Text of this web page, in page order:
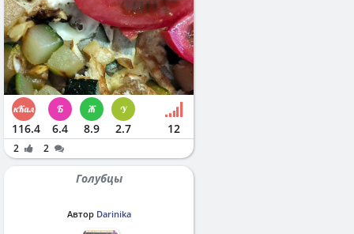
116.4 6.4 8.9 2.7 12
2 2
Голубцы
Автор Darinika